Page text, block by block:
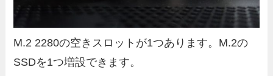
M.2 2280の空きスロットが1つあります。M.2の
SSDを1つ増設できます。